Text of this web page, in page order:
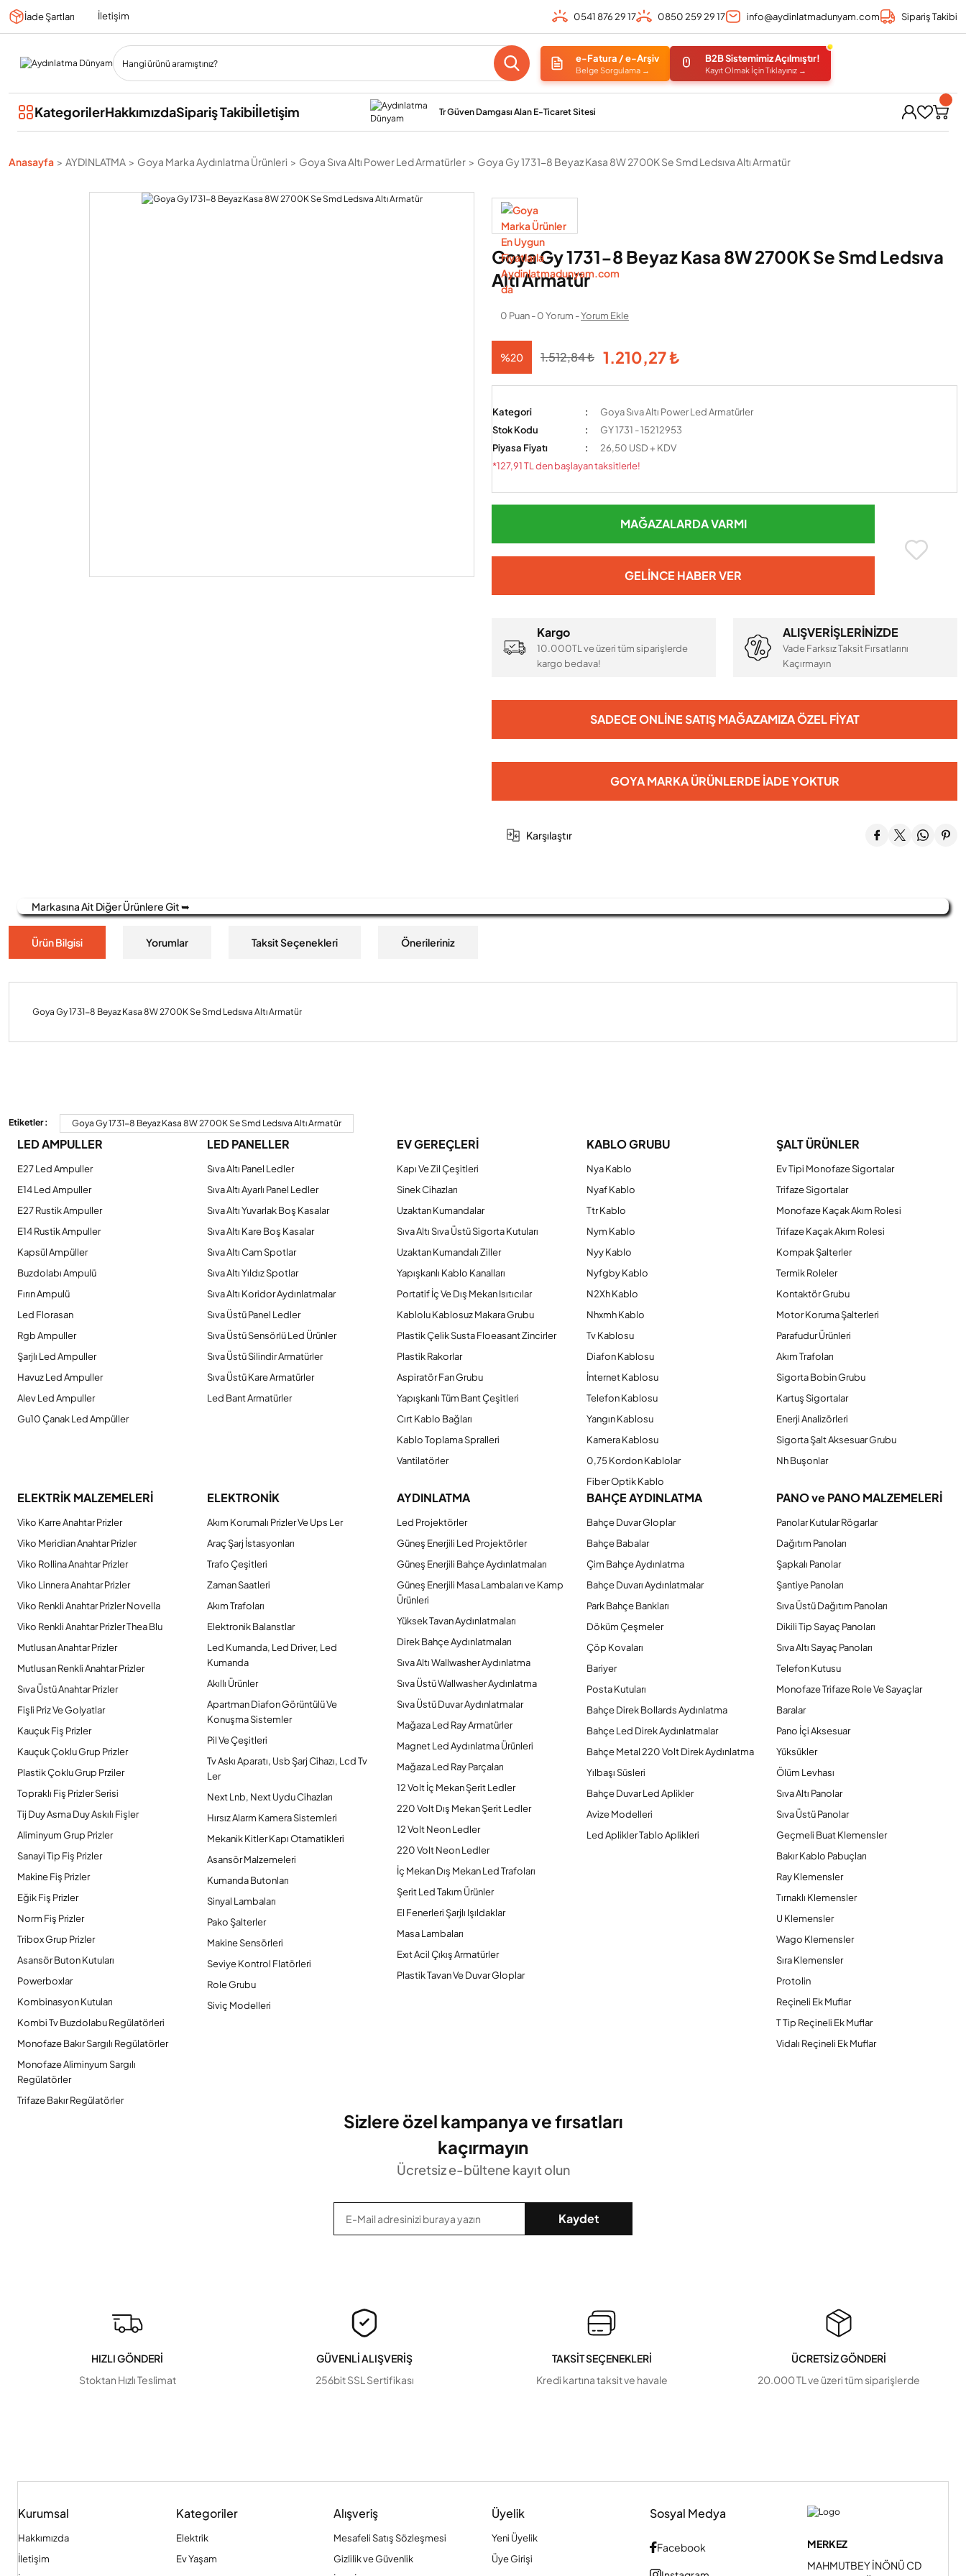
İade Şartları İletişim 0541 876 29 17 0850 259 29 17 info@aydinlatmadunyam.com Sipariş Takibi
e-Fatura / e-Arşiv
Belge Sorgulama →
B2B Sistemimiz Açılmıştır!
Kayıt Olmak İçin Tıklayınız →
KategorilerHakkımızdaSipariş Takibiİletişim Tr Güven Damgası Alan E-Ticaret Sitesi
Anasayfa AYDINLATMA Goya Marka Aydınlatma Ürünleri Goya Sıva Altı Power Led Armatürler Goya Gy 1731-8 Beyaz Kasa 8W 2700K Se Smd Ledsıva Altı Armatür
Goya Gy 1731-8 Beyaz Kasa 8W 2700K Se Smd Ledsıva
Altı Armatür
0 Puan - 0 Yorum -Yorum Ekle
%20 1.512,84 ₺ 1.210,27 ₺
Kategori
Goya Sıva Altı Power Led Armatürler
Stok Kodu
GY 1731 - 15212953
Piyasa Fiyatı
26,50 USD + KDV
*127,91 TL den başlayan taksitlerle!
MAĞAZALARDA VARMI
GELINCE HABER VER
Kargo
10.000TL ve üzeri tüm siparişlerde
kargo bedava!
ALIŞVERİŞLERİNİZDE
Vade Farksız Taksit Fırsatlarını
Kaçırmayın
SADECE ONLINE SATIŞ MAĞAZAMIZA ÖZEL FIYAT
GOYA MARKA ÜRÜNLERDE İADE YOKTUR
Karşılaştır
Markasına Ait Diğer Ürünlere Git ➥
Ürün Bilgisi Yorumlar Taksit Seçenekleri Önerileriniz
Goya Gy 1731-8 Beyaz Kasa 8W 2700K Se Smd Ledsıva Altı Armatür
Yorum Yaz
Ürün resmi kalitesiz, bozuk veya görüntülenemiyor.
Ürün açıklamasında eksik bilgiler bulunuyor.
Ürün bilgilerinde hatalar bulunuyor.
Ürün fiyatı diğer sitelerden daha pahalı.
Bu ürüne benzer farklı alternatifler olmalı.
Gönder
Etiketler : Goya Gy 1731-8 Beyaz Kasa 8W 2700K Se Smd Ledsıva Altı Armatür
LED AMPULLER
E27 Led Ampuller
E14 Led Ampuller
E27 Rustik Ampuller
E14 Rustik Ampuller
Kapsül Ampüller
Buzdolabı Ampulü
Fırın Ampulü
Led Florasan
Rgb Ampuller
Şarjlı Led Ampuller
Havuz Led Ampuller
Alev Led Ampuller
Gu10 Çanak Led Ampüller
LED PANELLER
Sıva Altı Panel Ledler
Sıva Altı Ayarlı Panel Ledler
Sıva Altı Yuvarlak Boş Kasalar
Sıva Altı Kare Boş Kasalar
Sıva Altı Cam Spotlar
Sıva Altı Yıldız Spotlar
Sıva Altı Koridor Aydınlatmalar
Sıva Üstü Panel Ledler
Sıva Üstü Sensörlü Led Ürünler
Sıva Üstü Silindir Armatürler
Sıva Üstü Kare Armatürler
Led Bant Armatürler
EV GEREÇLERİ
Kapı Ve Zil Çeşitleri
Sinek Cihazları
Uzaktan Kumandalar
Sıva Altı Sıva Üstü Sigorta Kutuları
Uzaktan Kumandalı Ziller
Yapışkanlı Kablo Kanalları
Portatif İç Ve Dış Mekan Isıtıcılar
Kablolu Kablosuz Makara Grubu
Plastik Çelik Susta Floeasant Zincirler
Plastik Rakorlar
Aspiratör Fan Grubu
Yapışkanlı Tüm Bant Çeşitleri
Cırt Kablo Bağları
Kablo Toplama Spralleri
Vantilatörler
KABLO GRUBU
Nya Kablo
Nyaf Kablo
Ttr Kablo
Nym Kablo
Nyy Kablo
Nyfgby Kablo
N2Xh Kablo
Nhxmh Kablo
Tv Kablosu
Diafon Kablosu
İnternet Kablosu
Telefon Kablosu
Yangın Kablosu
Kamera Kablosu
0,75 Kordon Kablolar
Fiber Optik Kablo
ŞALT ÜRÜNLER
Ev Tipi Monofaze Sigortalar
Trifaze Sigortalar
Monofaze Kaçak Akım Rolesi
Trifaze Kaçak Akım Rolesi
Kompak Şalterler
Termik Roleler
Kontaktör Grubu
Motor Koruma Şalterleri
Parafudur Ürünleri
Akım Trafoları
Sigorta Bobin Grubu
Kartuş Sigortalar
Enerji Analizörleri
Sigorta Şalt Aksesuar Grubu
Nh Buşonlar
ELEKTRİK MALZEMELERİ
Viko Karre Anahtar Prizler
Viko Meridian Anahtar Prizler
Viko Rollina Anahtar Prizler
Viko Linnera Anahtar Prizler
Viko Renkli Anahtar Prizler Novella
Viko Renkli Anahtar Prizler Thea Blu
Mutlusan Anahtar Prizler
Mutlusan Renkli Anahtar Prizler
Sıva Üstü Anahtar Prizler
Fişli Priz Ve Golyatlar
Kauçuk Fiş Prizler
Kauçuk Çoklu Grup Prizler
Plastik Çoklu Grup Prziler
Topraklı Fiş Prizler Serisi
Tij Duy Asma Duy Askılı Fişler
Aliminyum Grup Prizler
Sanayi Tip Fiş Prizler
Makine Fiş Prizler
Eğik Fiş Prizler
Norm Fiş Prizler
Tribox Grup Prizler
Asansör Buton Kutuları
Powerboxlar
Kombinasyon Kutuları
Kombi Tv Buzdolabu Regülatörleri
Monofaze Bakır Sargılı Regülatörler
Monofaze Aliminyum Sargılı
Regülatörler
Trifaze Bakır Regülatörler
ELEKTRONİK
Akım Korumalı Prizler Ve Ups Ler
Araç Şarj İstasyonları
Trafo Çeşitleri
Zaman Saatleri
Akım Trafoları
Elektronik Balanstlar
Led Kumanda, Led Driver, Led
Kumanda
Akıllı Ürünler
Apartman Diafon Görüntülü Ve
Konuşma Sistemler
Pil Ve Çeşitleri
Tv Askı Aparatı, Usb Şarj Cihazı, Lcd Tv
Ler
Next Lnb, Next Uydu Cihazları
Hırsız Alarm Kamera Sistemleri
Mekanik Kitler Kapı Otamatikleri
Asansör Malzemeleri
Kumanda Butonları
Sinyal Lambaları
Pako Şalterler
Makine Sensörleri
Seviye Kontrol Flatörleri
Role Grubu
Siviç Modelleri
AYDINLATMA
Led Projektörler
Güneş Enerjili Led Projektörler
Güneş Enerjili Bahçe Aydınlatmaları
Güneş Enerjili Masa Lambaları ve Kamp
Ürünleri
Yüksek Tavan Aydınlatmaları
Direk Bahçe Aydınlatmaları
Sıva Altı Wallwasher Aydınlatma
Sıva Üstü Wallwasher Aydınlatma
Sıva Üstü Duvar Aydınlatmalar
Mağaza Led Ray Armatürler
Magnet Led Aydınlatma Ürünleri
Mağaza Led Ray Parçaları
12 Volt İç Mekan Şerit Ledler
220 Volt Dış Mekan Şerit Ledler
12 Volt Neon Ledler
220 Volt Neon Ledler
İç Mekan Dış Mekan Led Trafoları
Şerit Led Takım Ürünler
El Fenerleri Şarjlı Işıldaklar
Masa Lambaları
Exıt Acil Çıkış Armatürler
Plastik Tavan Ve Duvar Gloplar
BAHÇE AYDINLATMA
Bahçe Duvar Gloplar
Bahçe Babalar
Çim Bahçe Aydınlatma
Bahçe Duvarı Aydınlatmalar
Park Bahçe Bankları
Döküm Çeşmeler
Çöp Kovaları
Bariyer
Posta Kutuları
Bahçe Direk Bollards Aydınlatma
Bahçe Led Direk Aydınlatmalar
Bahçe Metal 220 Volt Direk Aydınlatma
Yılbaşı Süsleri
Bahçe Duvar Led Aplikler
Avize Modelleri
Led Aplikler Tablo Aplikleri
PANO ve PANO MALZEMELERİ
Panolar Kutular Rögarlar
Dağıtım Panoları
Şapkalı Panolar
Şantiye Panoları
Sıva Üstü Dağıtım Panoları
Dikili Tip Sayaç Panoları
Sıva Altı Sayaç Panoları
Telefon Kutusu
Monofaze Trifaze Role Ve Sayaçlar
Baralar
Pano İçi Aksesuar
Yüksükler
Ölüm Levhası
Sıva Altı Panolar
Sıva Üstü Panolar
Geçmeli Buat Klemensler
Bakır Kablo Pabuçları
Ray Klemensler
Tırnaklı Klemensler
U Klemensler
Wago Klemensler
Sıra Klemensler
Protolin
Reçineli Ek Muflar
T Tip Reçineli Ek Muflar
Vidalı Reçineli Ek Muflar
Sizlere özel kampanya ve fırsatları
kaçırmayın
Ücretsiz e-bültene kayıt olun
Kaydet
HIZLI GÖNDERİ
Stoktan Hızlı Teslimat
GÜVENLİ ALIŞVERİŞ
256bit SSL Sertifikası
TAKSİT SEÇENEKLERİ
Kredi kartına taksit ve havale
ÜCRETSİZ GÖNDERİ
20.000 TL ve üzeri tüm siparişlerde
Kurumsal
Hakkımızda
İletişim
Kategoriler
Elektrik
Ev Yaşam
Alışveriş
Mesafeli Satış Sözleşmesi
Gizlilik ve Güvenlik
Üyelik
Yeni Üyelik
Üye Girişi
Sosyal Medya
Facebook
MERKEZ
MAHMUTBEY İNÖNÜ CD